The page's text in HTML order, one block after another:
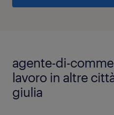
agente-di-
lavoro in altre
giulia